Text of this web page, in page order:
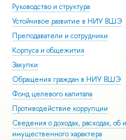
Руководство и структура
Устойчивое развитие в НИУ ВШЭ
Преподаватели и сотрудники
Корпуса и общежития
Закупки
Обращения граждан в НИУ ВШЭ
Фонд целевого капитала
Противодействие коррупции
Сведения о доходах, расходах, об
имущественного характера